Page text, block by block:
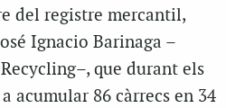
del registre mercantil,
Ignacio Barinaga –
que durant els
acumular 86 càrrecs en 34